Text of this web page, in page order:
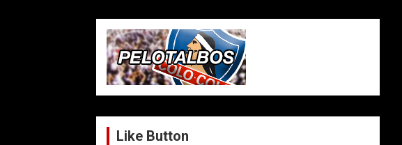
Like Button